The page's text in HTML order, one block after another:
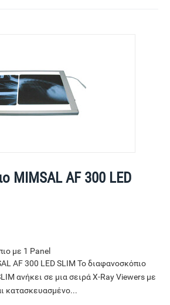
MIMSAL AF 300 LED
με 1 Panel
AF 300 LED SLIM Το διαφανοσκόπιο
ανήκει σε μια σειρά X-Ray Viewers με
κατασκευασμένο...